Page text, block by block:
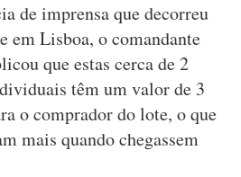
de imprensa que decorreu
em Lisboa, o comandante
que estas cerca de 2
têm um valor de 3
o comprador do lote, o que
mais quando chegassem